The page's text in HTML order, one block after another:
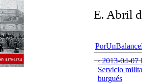
E. Abril
‹ 2013-04-07
Servicio
burgués